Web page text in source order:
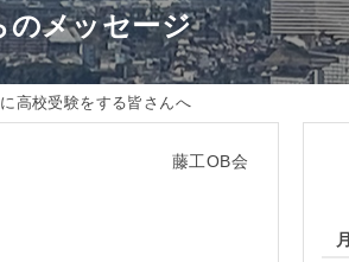
のメッセージ
高校受験をする皆さんへ
藤工OB会
月